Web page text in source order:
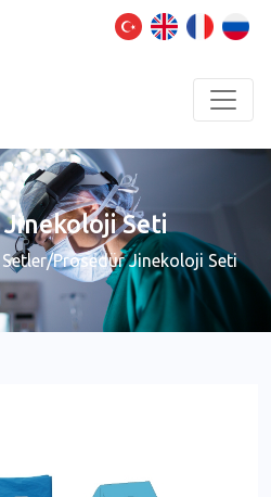
Seti
/Prosedür Jinekoloji Seti